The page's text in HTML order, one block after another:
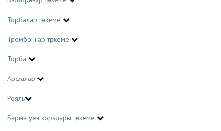
Торбалар төркеме
Тромбоннар төркеме
Торба
Арфалар
Рояль
Бәрмә уен коралары төркеме